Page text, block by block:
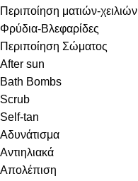
Περιποίηση ματιών-χειλιών
Φρύδια-Βλεφαρίδες
Περιποίηση Σώματος
After sun
Bath Bombs
Scrub
Self-tan
Αδυνάτισμα
Αντιηλιακά
Απολέπιση